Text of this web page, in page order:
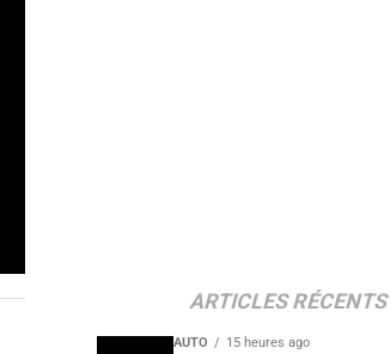
ARTICLES RÉCENTS
AUTO 15 heures ago